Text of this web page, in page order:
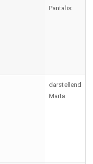
Pantalis
darstellend
Marta